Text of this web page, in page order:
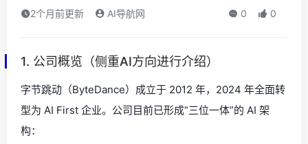
2个月前更新 AI导航网 0 0
1. 公司概览（侧重AI方向进行介绍）
字节跳动（ByteDance）成立于 2012 年，2024 年全面转
型为 AI First 企业。公司目前已形成“三位一体”的 AI 架
构：